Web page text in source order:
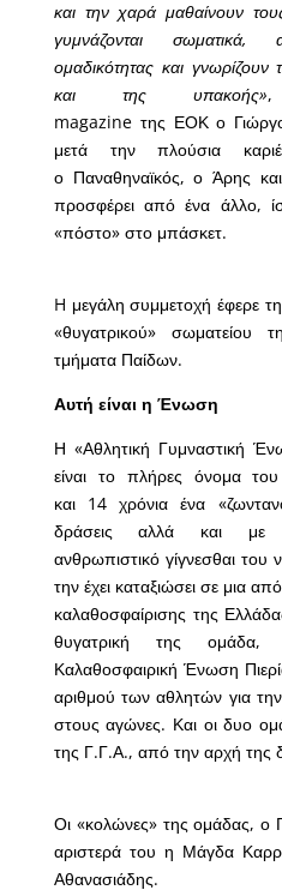
και την χαρά μαθαίνουν
γυμνάζονται σωματικά,
ομαδικότητας και γνωρίζουν
και της υπακοής»
magazine της ΕΟΚ ο
μετά την πλούσια
ο Παναθηναϊκός, ο Άρης
προσφέρει από ένα άλλο,
«πόστο» στο μπάσκετ.
H μεγάλη συμμετοχή έφερε
«θυγατρικού»
τμήματα Παίδων.
Αυτή είναι η Ένωση
Η «Αθλητική Γυμναστική
είναι το πλήρες όνομα
και 14 χρόνια ένα
δράσεις αλλά και με
ανθρωπιστικό γίγνεσθαι
την έχει καταξιώσει σε μια
καλαθοσφαίρισης της
θυγατρική της
Καλαθοσφαιρική Ένωση
αριθμού των αθλητών για
στους αγώνες. Και οι δυο
της Γ.Γ.Α., από την αρχή της
Οι «κολώνες» της ομάδας, ο
αριστερά του η Μάγδα
Αθανασιάδης.